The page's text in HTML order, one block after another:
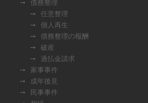
債務整理
任意整理
個人再生
債務整理の報酬
破産
過払金請求
家事事件
成年後見
民事事件